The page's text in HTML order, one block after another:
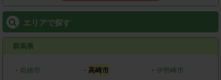
エリアで探す
群馬県
・ 前橋市 ・ 高崎市 ・ 伊勢崎市